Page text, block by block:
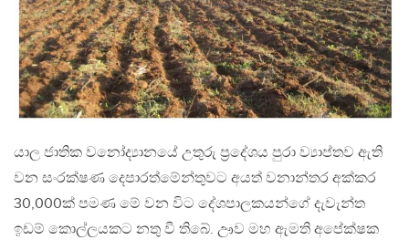
යාල ජාතික වනෝද්‍යානයේ උතුරු ප‍්‍රදේශය පුරා ව්‍යාප්තව ඇති
වන සංරක්ෂණ දෙපාරත්මේන්තුවට අයත් වනාන්තර අක්කර
30,000ක් පමණ මේ වන විට දේශපාලකයන්ගේ දැවැන්ත
ඉඩම් කොල්ලයකට නතු වී තිබේ. ඌව මහ ඇමති අපේක්ෂක